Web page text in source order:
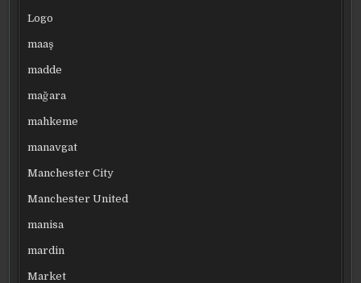
Logo
maaş
madde
mağara
mahkeme
manavgat
Manchester City
Manchester United
manisa
mardin
Market